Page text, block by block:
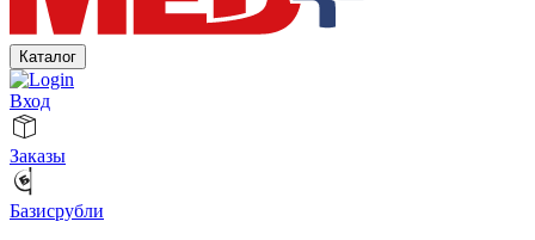
Каталог
Вход
Заказы
Базисрубли